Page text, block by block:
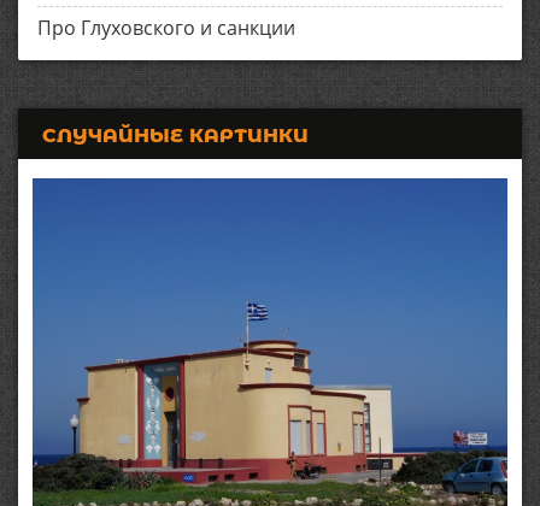
Про Глуховского и санкции
СЛУЧАЙНЫЕ КАРТИНКИ